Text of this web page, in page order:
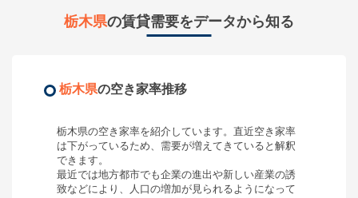
栃木県の賃貸需要をデータから知る
栃木県の空き家率推移
栃木県の空き家率を紹介しています。直近空き家率
は下がっているため、需要が増えてきている と解釈
できます。
最近では地方都市でも企業の進出や新しい産業の誘
致などにより、人口の増加が見られるようになって